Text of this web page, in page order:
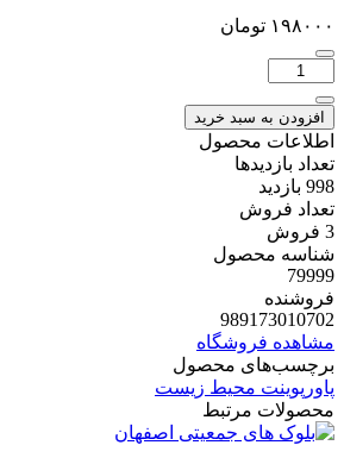
۱۹۸۰۰۰ تومان
تعداد:
سبز
و
راهنمای
استقرار
افزودن به سبد خرید
اطلاعات محصول
تعداد بازدیدها
998 بازدید
تعداد فروش
3 فروش
شناسه محصول
79999
فروشنده
989173010702
مشاهده فروشگاه
برچسب‌های محصول
پاورپوینت محیط زیست
محصولات مرتبط